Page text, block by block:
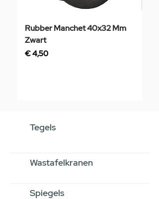
Rubber Manchet 40x32 Mm
Zwart
Prijs
€ 4,50
Tegels
Wastafelkranen
Spiegels